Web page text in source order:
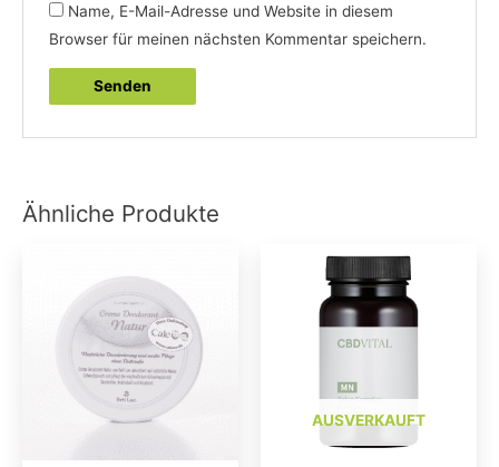
Name, E-Mail-Adresse und Website in diesem
Browser für meinen nächsten Kommentar speichern.
Ähnliche Produkte
AUSVERKAUFT